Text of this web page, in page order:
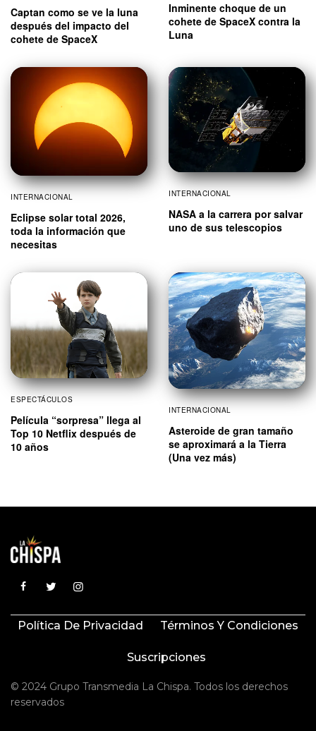
Captan como se ve la luna
después del impacto del
cohete de SpaceX
Inminente choque de un
cohete de SpaceX contra la
Luna
INTERNACIONAL
Eclipse solar total 2026,
toda la información que
necesitas
INTERNACIONAL
NASA a la carrera por salvar
uno de sus telescopios
ESPECTÁCULOS
Película “sorpresa” llega al
Top 10 Netflix después de
10 años
INTERNACIONAL
Asteroide de gran tamaño
se aproximará a la Tierra
(Una vez más)
Política De Privacidad Términos Y Condiciones
Suscripciones
© 2024 Grupo Transmedia La Chispa. Todos los derechos
reservados